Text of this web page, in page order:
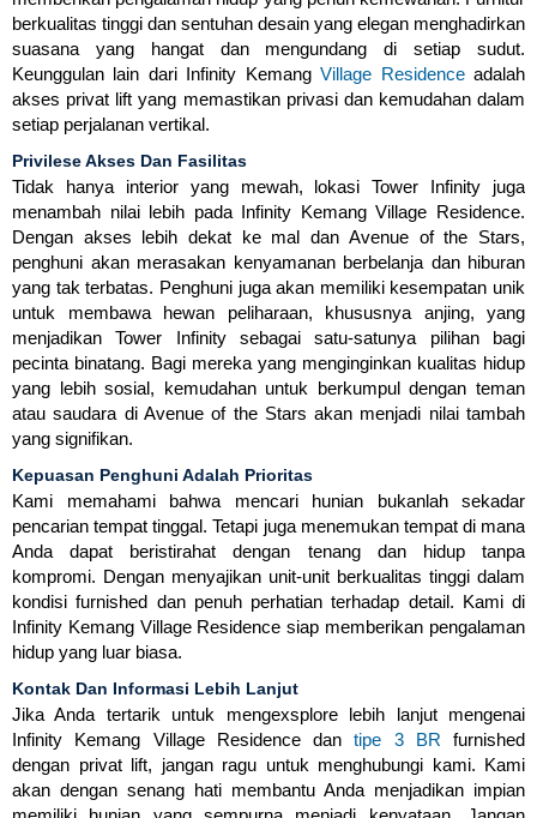
berkualitas tinggi dan sentuhan desain yang elegan menghadirkan
suasana yang hangat dan mengundang di setiap sudut.
Keunggulan lain dari Infinity KemangVillage Residenceadalah
akses privat lift yang memastikan privasi dan kemudahan dalam
setiap perjalanan vertikal.
Privilese Akses Dan Fasilitas
Tidak hanya interior yang mewah, lokasi Tower Infinity juga
menambah nilai lebih pada Infinity Kemang Village Residence.
Dengan akses lebih dekat ke mal dan Avenue of the Stars,
penghuni akan merasakan kenyamanan berbelanja dan hiburan
yang tak terbatas. Penghuni juga akan memiliki kesempatan unik
untuk membawa hewan peliharaan, khususnya anjing, yang
menjadikan Tower Infinity sebagai satu-satunya pilihan bagi
pecinta binatang. Bagi mereka yang menginginkan kualitas hidup
yang lebih sosial, kemudahan untuk berkumpul dengan teman
atau saudara di Avenue of the Stars akan menjadi nilai tambah
yang signifikan.
Kepuasan Penghuni Adalah Prioritas
Kami memahami bahwa mencari hunian bukanlah sekadar
pencarian tempat tinggal. Tetapi juga menemukan tempat di mana
Anda dapat beristirahat dengan tenang dan hidup tanpa
kompromi. Dengan menyajikan unit-unit berkualitas tinggi dalam
kondisi furnished dan penuh perhatian terhadap detail. Kami di
Infinity Kemang Village Residence siap memberikan pengalaman
hidup yang luar biasa.
Kontak Dan Informasi Lebih Lanjut
Jika Anda tertarik untuk mengexsplore lebih lanjut mengenai
Infinity Kemang Village Residence dantipe 3 BR furnished
dengan privat lift, jangan ragu untuk menghubungi kami. Kami
akan dengan senang hati membantu Anda menjadikan impian